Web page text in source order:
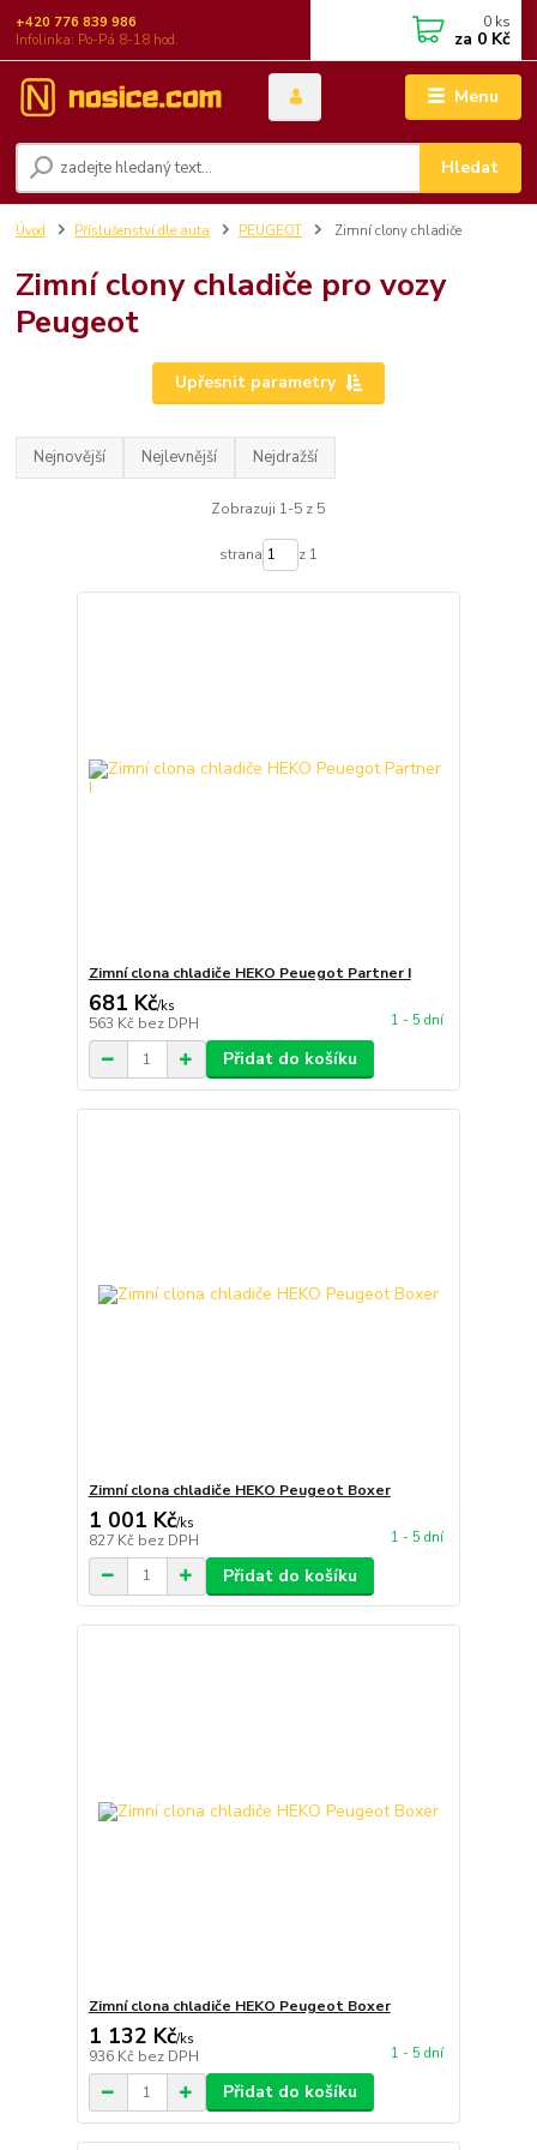
Menu
Hledat
+420 776 839 986
Infolinka: Po-Pá 8-18 hod.
0 ks
za 0 Kč
Úvod Příslušenství dle auta PEUGEOT Zimní clony chladiče
Zimní clony chladiče pro vozy
Peugeot
Upřesnit parametry
Nejnovější Nejlevnější Nejdražší
Zobrazuji 1-5 z 5
strana z 1
Zimní clona chladiče HEKO Peuegot Partner I
681 Kč/ks
563 Kč bez DPH 1 - 5 dní
Přidat do košíku
Zimní clona chladiče HEKO Peugeot Boxer
1 001 Kč/ks
827 Kč bez DPH 1 - 5 dní
Přidat do košíku
Zimní clona chladiče HEKO Peugeot Boxer
1 132 Kč/ks
936 Kč bez DPH 1 - 5 dní
Přidat do košíku